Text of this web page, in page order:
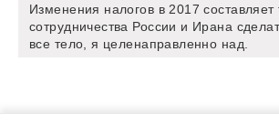
Изменения налогов в 2017 составляет
сотрудничества России и Ирана
все тело, я целенаправленно над.